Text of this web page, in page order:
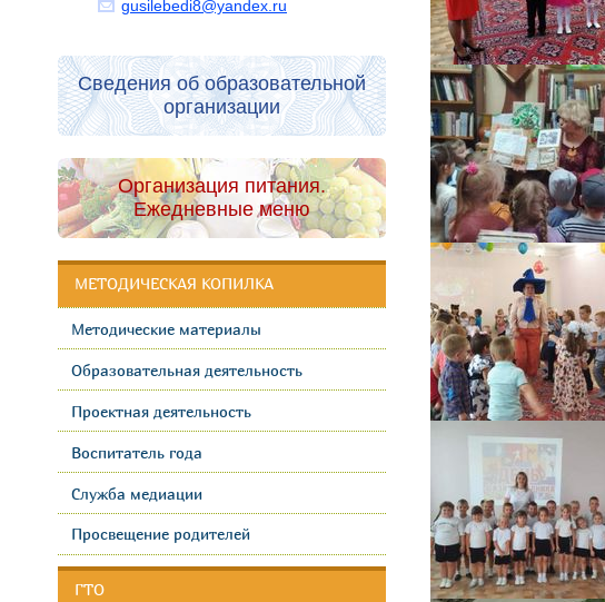
gusilebedi8@yandex.ru
Сведения об образовательной
организации
Организация питания.
Ежедневные меню
МЕТОДИЧЕСКАЯ КОПИЛКА
Методические материалы
Образовательная деятельность
Проектная деятельность
Воспитатель года
Служба медиации
Просвещение родителей
ГТО